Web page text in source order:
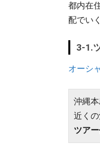
都内在
配でい
3-1.
オーシ
沖縄
近くの
ツア